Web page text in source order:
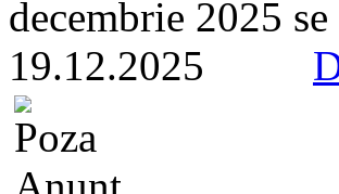
decembrie 2025
19.12.2025